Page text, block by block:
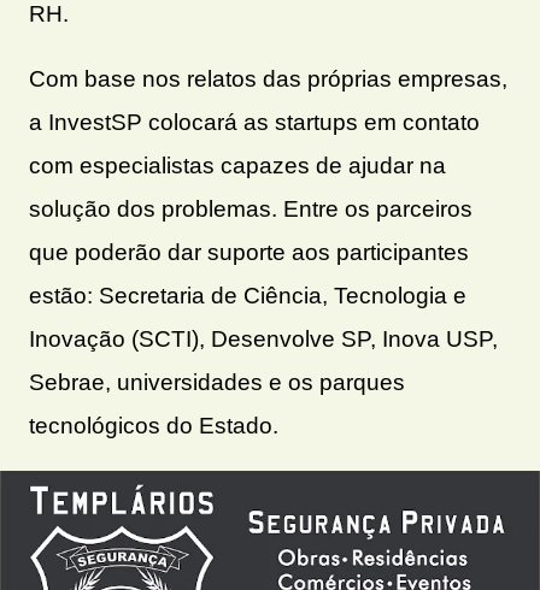
RH.
Com base nos relatos das próprias empresas,
a InvestSP colocará as startups em contato
com especialistas capazes de ajudar na
solução dos problemas. Entre os parceiros
que poderão dar suporte aos participantes
estão: Secretaria de Ciência, Tecnologia e
Inovação (SCTI), Desenvolve SP, Inova USP,
Sebrae, universidades e os parques
tecnológicos do Estado.